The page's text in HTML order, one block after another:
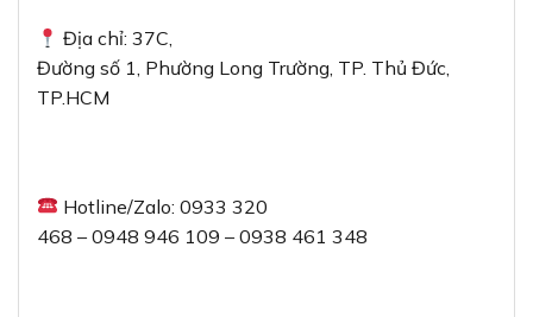
Địa chỉ: 37C,
Đường số 1, Phường Long Trường, TP. Thủ Đức,
TP.HCM
Hotline/Zalo: 0933 320
468 – 0948 946 109 – 0938 461 348